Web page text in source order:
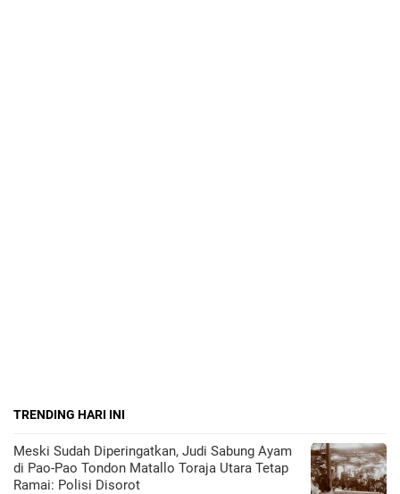
TRENDING HARI INI
Meski Sudah Diperingatkan, Judi Sabung Ayam
di Pao-Pao Tondon Matallo Toraja Utara Tetap
Ramai: Polisi Disorot